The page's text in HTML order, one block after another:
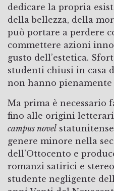
dedicare la propria
della bellezza, della
può portare a perdere
commettere azioni
gusto dell’estetica.
studenti chiusi in casa
non hanno
Ma prima è necessario
fino alle origini
campus novel
genere minore nella
dell’Ottocento e
romanzi satirici e
studente negligente